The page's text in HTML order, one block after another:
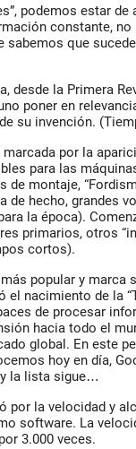
podemos estar de
constante,
que
desde la Primera
poner en
su invención.
por la
para las
montaje,
de hecho, grandes
la época).
primarios, otros
cortos).
popular y marca
el nacimiento de la
de procesar
hacia todo el
global. En este
hoy en día,
y la lista sigue…
por la velocidad y
software. La
3.000 veces.